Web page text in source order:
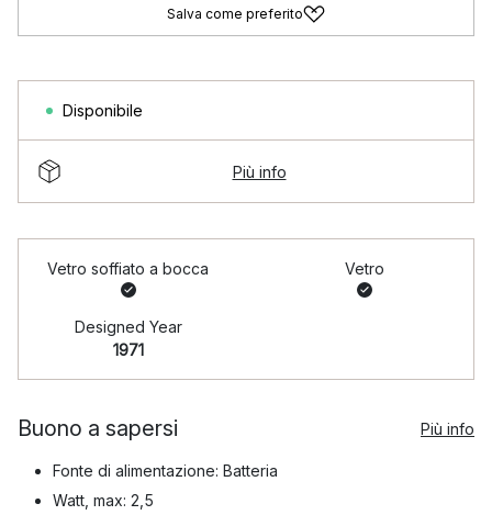
Salva come preferito
Disponibile
Più info
Vetro soffiato a bocca Vetro
Designed Year
1971
Buono a sapersi Più info
Fonte di alimentazione: Batteria
Watt, max: 2,5